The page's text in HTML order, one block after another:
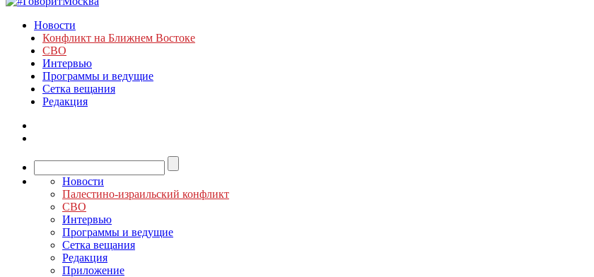
Новости
Конфликт на Ближнем Востоке
СВО
Интервью
Программы и ведущие
Сетка вещания
Редакция
Новости
Палестино-израильский конфликт
СВО
Интервью
Программы и ведущие
Сетка вещания
Редакция
Приложение